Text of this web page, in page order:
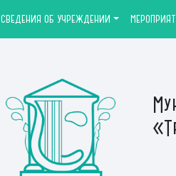
СВЕДЕНИЯ ОБ УЧРЕЖДЕНИИ